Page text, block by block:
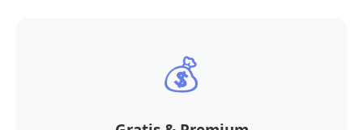
💰